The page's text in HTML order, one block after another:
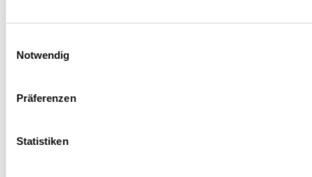
Notwendig
Präferenzen
Statistiken
Bremsen